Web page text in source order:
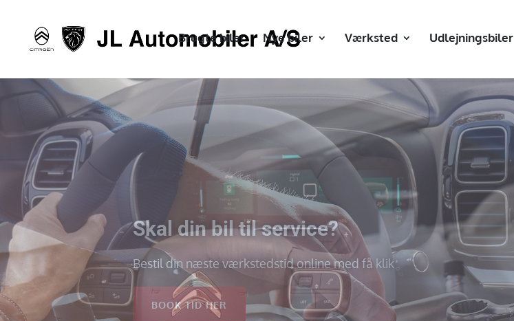
Brugte biler Nye biler Værksted Udlejningsbiler
Om JL Automobiler A/S
Vil du vide lidt mere om hvem vi er? Klik på knappen og
læs mere om os.
LÆS MERE OM OS